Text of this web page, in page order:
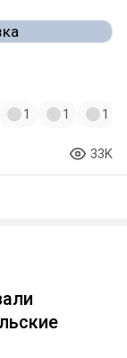
1 1 1
33K